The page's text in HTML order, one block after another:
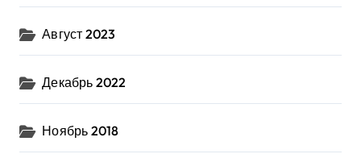
Август 2023
Декабрь 2022
Ноябрь 2018